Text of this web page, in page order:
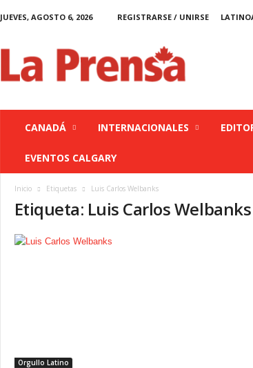
JUEVES, AGOSTO 6, 2026 REGISTRARSE / UNIRSE
a
CANADÁ INTERNACIONALES
EVENTOS CALGARY
Inicio Etiquetas Luis Carlos Welbanks
Etiqueta: Luis Carlos Welbanks
Orgullo Latino